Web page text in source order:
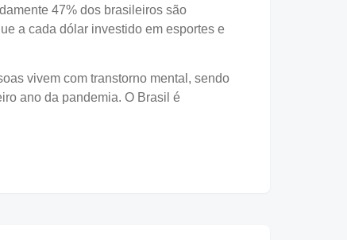
47% dos brasileiros são
a cada dólar investido em esportes e
vivem com transtorno mental, sendo
ano da pandemia. O Brasil é